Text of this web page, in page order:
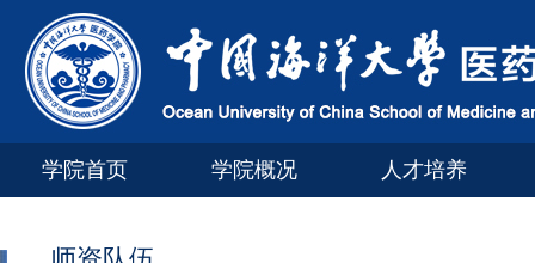
学院首页 学院概况 人才培养